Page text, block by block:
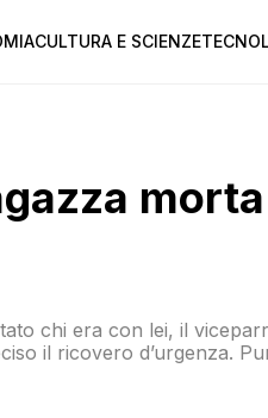
CULTURA E SCIENZE
chi era con lei, il
il ricovero d’urgenza.